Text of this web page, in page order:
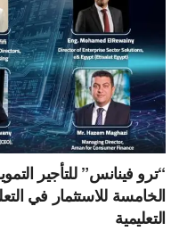
“ترو فينانس” للتأجير
الخامسة للاستثمار في
التعليمية